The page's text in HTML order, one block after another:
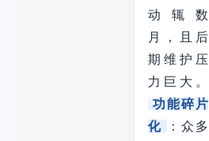
动辄数
月，且后
期维护压
力巨大。
功能碎片
化
：众多